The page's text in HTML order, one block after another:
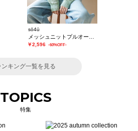
sō4ū
￥2,596 -60%OFF-
ンキング一覧を見る
TOPICS
特集